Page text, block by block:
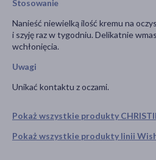
Pokaż wszystkie produkty
Pokaż wszystkie produkty linii
Stosowanie
Nanieść niewielką ilość kremu na
i szyję raz w tygodniu. Delikatnie
wchłonięcia.
Uwagi
Unikać kontaktu z oczami.